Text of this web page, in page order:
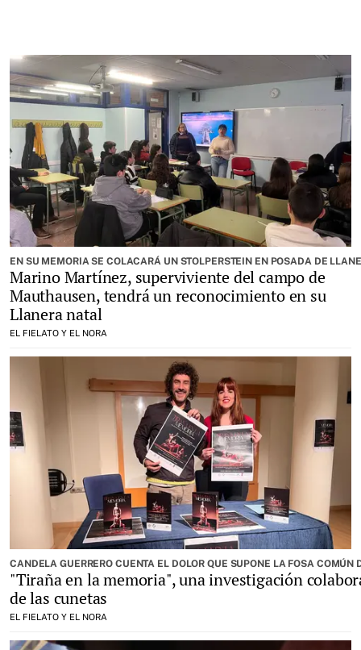
EN SU MEMORIA SE COLACARÁ UN STOLPERSTEIN EN POSADA DE
Marino Martínez, superviviente del campo de
Mauthausen, tendrá un reconocimiento en su
Llanera natal
EL FIELATO Y EL NORA
CANDELA GUERRERO CUENTA EL DOLOR QUE SUPONE LA FOSA
"Tiraña en la memoria", una investigación
de las cunetas
EL FIELATO Y EL NORA